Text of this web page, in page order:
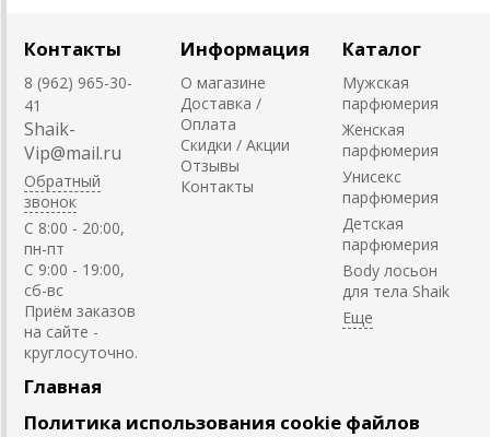
Контакты
8 (962) 965-30-
41
Shaik-
Vip@mail.ru
Обратный
звонок
C 8:00 - 20:00,
пн-пт
С 9:00 - 19:00,
сб-вс
Приём заказов
на сайте -
круглосуточно.
Информация
О магазине
Доставка /
Оплата
Скидки / Акции
Отзывы
Контакты
Каталог
Мужская
парфюмерия
Женская
парфюмерия
Унисекс
парфюмерия
Детская
парфюмерия
Body лосьон
для тела Shaik
Главная
Политика использования cookie файлов